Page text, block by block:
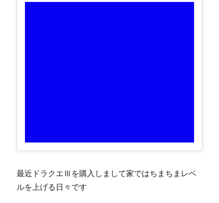
最近ドラクエⅢを購入しまして家ではちまちまレベ
ルを上げる日々です